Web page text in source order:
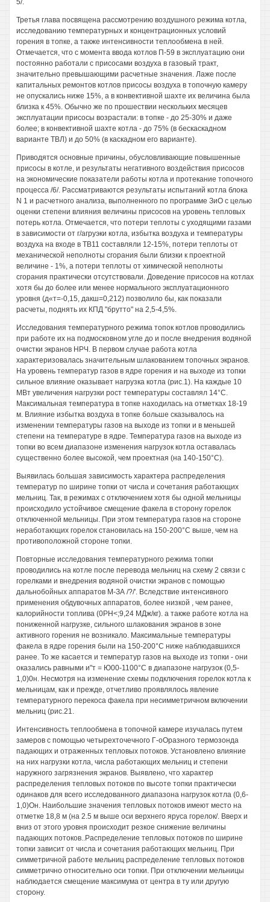
5/.
Третья глава посвящена рассмотрению воздушного режима котла,
исследованию температурных и концентрационных условий
горения в топке, а также интенсивности теплообмена в ней.
Отмечается, что с момента ввода котлов П-59 в эксплуатацию они
постоянно работали с присосами воздуха в газовый тракт,
значительно превышающими расчетные значения. Лаже после
капитальных ремонтов котлов присосы воздуха в топочную камеру
не опускались ниже 15%, а в конвективной шахте их величина была
близка к 45%. Обычно же по прошествии нескольких месяцев
эксплуатации присосы возрастали: в топке - до 25-30% и даже
более; в конвективной шахте котла - до 75% (в бескаскадном
варианте ТВЛ) и до 50% (в каскадном его варианте).
Приводятся основные причины, обусловливающие повышенные
присосы в котле, и результаты негативного воздействия присосов
на экономические показатели работы котла и протекание топочного
процесса /6/. Рассматриваются результаты испытаний котла блока
N 1 и расчетного анализа, выполненного по программе ЗиО с целью
оценки степени влияния величины присосов на уровень тепловых
потерь котла. Отмечается, что потери теплоты с уходящими газами
в зависимости от г/агруэки котла, избытка воздуха и температуры
воздуха на входе в ТВ11 составляли 12-15%, потери теплоты от
механической неполноты сгорания были близки к проектной
величине - 1%, а потери теплоты от химической неполноты
сгорания практически отсутствовали. Доведение присосов на котлах
хотя бы до более или менее нормального эксплуатационного
уровня (д«т=-0,15, дакш=0,212) позволило бы, как показали
расчеты, поднять их КПД "брутто" на 2,5-4,5%.
Исследования температурного режима топок котлов проводились
при работе их на подмосковном угле до и после внедрения водяной
очистки экранов НРЧ. В первом случае работа котла
характеризовалась значительным шлакованием топочных экранов.
На уровень температур газов в ядре горения и на выходе из топки
сильное влияние оказывает нагрузка котла (рис.1). На каждые 10
МВт увеличения нагрузки рост температуры составлял 14°С.
Максимальная температура в топке находилась на отметках 18-19
м. Влияние избытка воздуха в топке больше сказывалось на
изменении температуры газов на выходе из топки и в меньшей
степени на температуре в ядре. Температура газов на выходе из
топки во всем диапазоне изменения нагрузок котла оставалась
существенно более высокой, чем проектная (на 140-150°С).
Выявилась большая зависимость характера распределения
температур по ширине топки от числа и сочетания работающих
мельниц. Так, в режимах с отключением хотя бы одной мельницы
происходило устойчивое смещение факела в сторону горелок
отключенной мельницы. При этом температура газов на стороне
неработающих горелок становилась на 150-200°С выше, чем на
противоположной стороне топки.
Повторные исследования температурного режима топки
проводились на котле после перевода мельниц на схему 2 связи с
горелками и внедрения водяной очистки экранов с помощью
дальнобойных аппаратов М-ЗА /?/'. Вследствие интенсивного
применения обдувочных аппаратов, более низкой , чем ранее,
калорийности топлива (0РН<;9,24 МДж/кг). а также работе котла на
пониженной нагрузке, сильного шлакования экранов в зоне
активного горения не возникало. Максимальные температуры
факела в ядре горения были на 150-200°С ниже наблюдавшихся
ранее. То же касается и температур газов на выходе из топки - они
оказались равными и"т = Ю00-1100°С в диапазоне нагрузок (0,5-
1,0)0н. Несмотря на изменение схемы подключения горелок котла к
мельницам, как и прежде, отчетливо проявлялось явление
температурного перекоса факела при несимметричном включении
мельниц (рис.21.
Интенсивность теплообмена в топочной камере изучалась путем
замеров с помощью четырехточечного Г-оОразного термозонда
падающих и отраженных тепловых потоков. Установлено влияние
на них нагрузки котла, числа работающих мельниц и степени
наружного загрязнения экранов. Выявлено, что характер
распределения тепловых потоков по высоте топки практически
одинаков для всего исследованного диапазона нагрузок котла (0,6-
1,0)Он. Наибольшие значения тепловых потоков имеют место на
отметке 18,8 м (на 2.5 м выше оси верхнего яруса горелок/. Вверх и
вниз от этого уровня происходит резкое снижение величины
падающих потоков..Распределение тепловых потоков по ширине
топки зависит от числа и сочетания работающих мельниц. При
симметричной работе мельниц распределение тепловых потоков
симметрично относительно оси топки. При отключении мельницы
наблюдается смещение максимума от центра в ту или другую
сторону.